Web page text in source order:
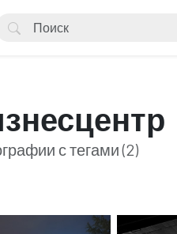
с тегами (2)